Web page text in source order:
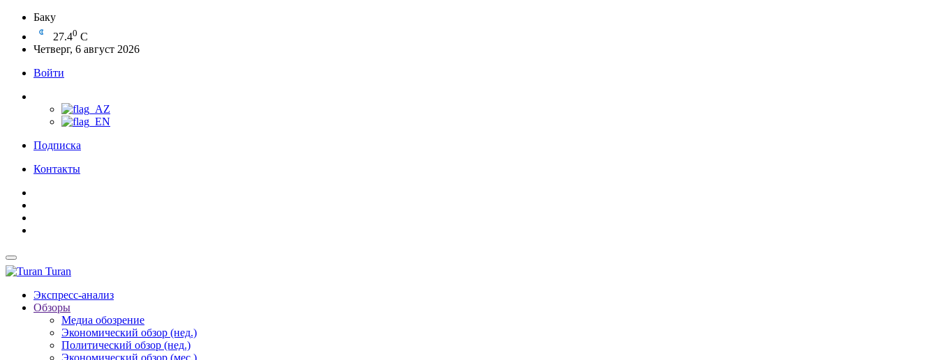
Баку
27.40 C
Четверг, 6 август 2026
Войти
Подписка
Контакты
Turan
Экспресс-анализ
Обзоры
Медиа обозрение
Экономический обзор (нед.)
Политический обзор (нед.)
Экономический обзор (мес.)